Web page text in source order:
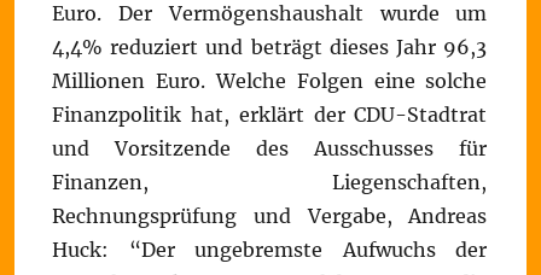
Euro. Der Vermögenshaushalt wurde um
4,4% reduziert und beträgt dieses Jahr 96,3
Millionen Euro. Welche Folgen eine solche
Finanzpolitik hat, erklärt der CDU-Stadtrat
und Vorsitzende des Ausschusses für
Finanzen, Liegenschaften,
Rechnungsprüfung und Vergabe, Andreas
Huck: “Der ungebremste Aufwuchs der